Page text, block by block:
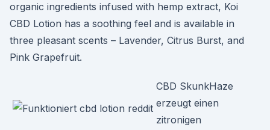
organic ingredients infused with hemp extract, Koi
CBD Lotion has a soothing feel and is available in
three pleasant scents – Lavender, Citrus Burst, and
Pink Grapefruit.
CBD SkunkHaze
erzeugt einen
zitronigen